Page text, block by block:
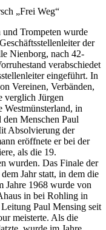
„Frei Weg“
und Trompeten wurde
der
Nienborg, nach 42-
verabschiedet
eingeführt. In
Vereinen, Verbänden,
verglich Jürgen
Westmünsterland, in
Menschen Paul
Absolvierung der
eröffnete er bei der
als die 19.
wurden. Das Finale der
Jahr statt, in dem die
Jahre 1968 wurde von
in bei Rohling in
Paul Mensing seit
meisterte. Als die